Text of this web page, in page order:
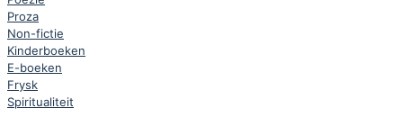
Proza
Non-fictie
Kinderboeken
E-boeken
Frysk
Spiritualiteit